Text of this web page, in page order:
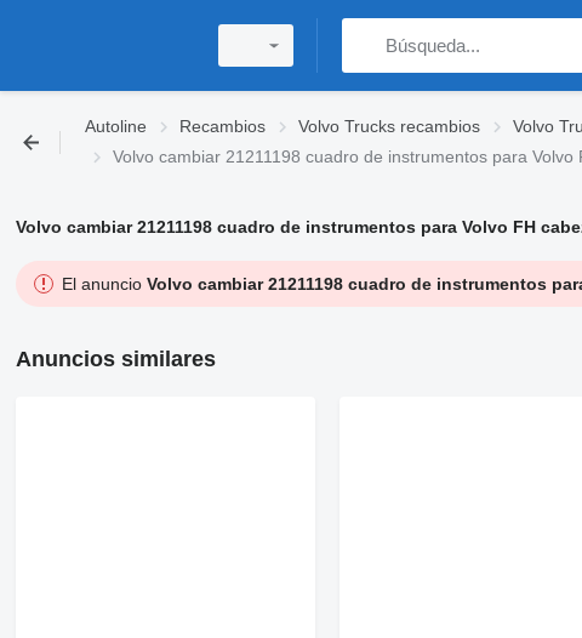
Autoline Recambios Volvo Trucks recambios Volvo
Volvo cambiar 21211198 cuadro de instrumentos para Volvo
Volvo cambiar 21211198 cuadro de instrumentos para Volvo FH
El anuncio Volvo cambiar 21211198 cuadro de instrumentos
Anuncios similares